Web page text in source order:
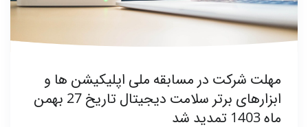
مهلت شرکت در مسابقه ملی اپلیکیشن ها و
ابزارهای برتر سلامت دیجیتال تاریخ 27 بهمن
ماه 1403 تمدید شد